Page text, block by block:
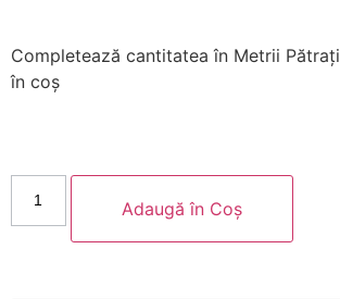
Completează cantitateaîn Metrii Pătrați
în coș
Adaugă în Coș